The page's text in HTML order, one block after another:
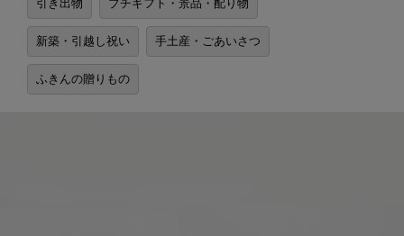
引き出物 プチギフト・景品・配り物
新築・引越し祝い 手土産・ごあいさつ
ふきんの贈りもの